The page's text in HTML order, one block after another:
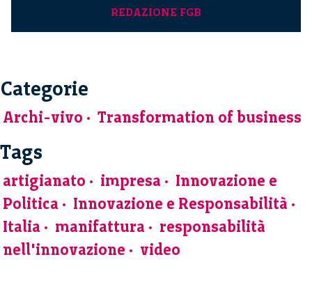
REDAZIONE FGB
Categorie
Archi-vivo Transformation of business
Tags
artigianato impresa
Innovazione e
Politica
Innovazione e Responsabilità
Italia
manifattura
responsabilità
nell'innovazione
video